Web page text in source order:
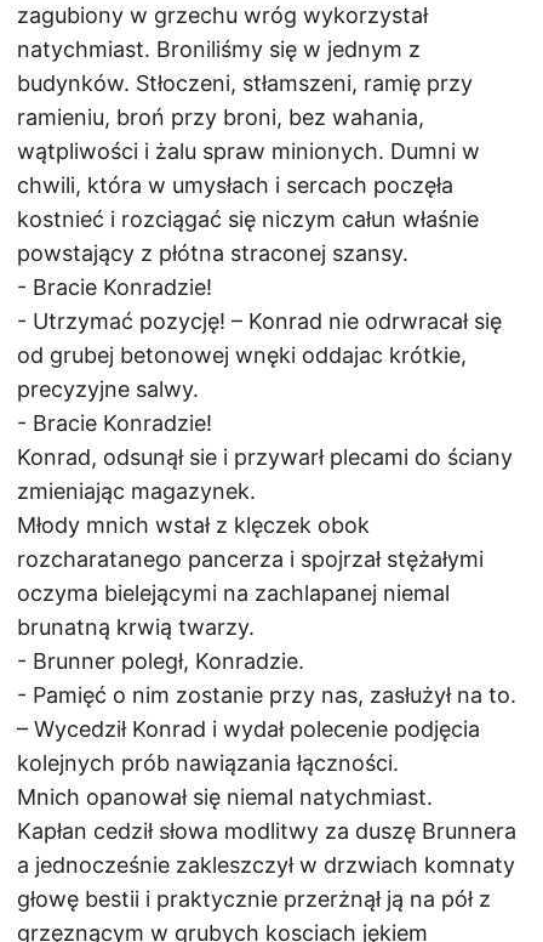
zagubiony w grzechu wróg wykorzystał
natychmiast. Broniliśmy się w jednym z
budynków. Stłoczeni, stłamszeni, ramię przy
ramieniu, broń przy broni, bez wahania,
wątpliwości i żalu spraw minionych. Dumni w
chwili, która w umysłach i sercach poczęła
kostnieć i rozciągać się niczym całun właśnie
powstający z płótna straconej szansy.
- Bracie Konradzie!
- Utrzymać pozycję! – Konrad nie odrwracał się
od grubej betonowej wnęki oddajac krótkie,
precyzyjne salwy.
- Bracie Konradzie!
Konrad, odsunął sie i przywarł plecami do ściany
zmieniając magazynek.
Młody mnich wstał z klęczek obok
rozcharatanego pancerza i spojrzał stężałymi
oczyma bielejącymi na zachlapanej niemal
brunatną krwią twarzy.
- Brunner poległ, Konradzie.
- Pamięć o nim zostanie przy nas, zasłużył na to.
– Wycedził Konrad i wydał polecenie podjęcia
kolejnych prób nawiązania łączności.
Mnich opanował się niemal natychmiast.
Kapłan cedził słowa modlitwy za duszę Brunnera
a jednocześnie zakleszczył w drzwiach komnaty
głowę bestii i praktycznie przerżnął ją na pół z
grzęznącym w grubych kosciach jękiem